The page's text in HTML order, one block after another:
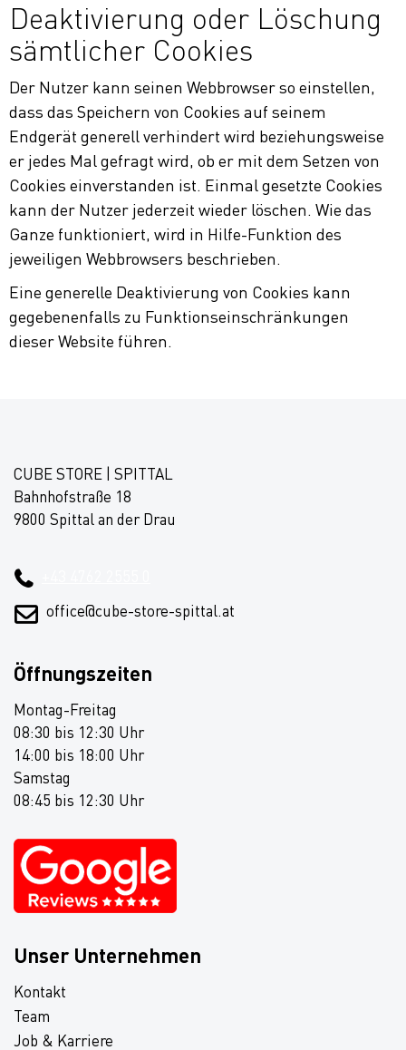
Deaktivierung oder Löschung
sämtlicher Cookies
Der Nutzer kann seinen Webbrowser so einstellen,
dass das Speichern von Cookies auf seinem
Endgerät generell verhindert wird beziehungsweise
er jedes Mal gefragt wird, ob er mit dem Setzen von
Cookies einverstanden ist. Einmal gesetzte Cookies
kann der Nutzer jederzeit wieder löschen. Wie das
Ganze funktioniert, wird in Hilfe-Funktion des
jeweiligen Webbrowsers beschrieben.
Eine generelle Deaktivierung von Cookies kann
gegebenenfalls zu Funktionseinschränkungen
dieser Website führen.
CUBE STORE | SPITTAL
Bahnhofstraße 18
9800 Spittal an der Drau
office@cube-store-spittal.at
Öffnungszeiten
Montag-Freitag
08:30 bis 12:30 Uhr
14:00 bis 18:00 Uhr
Samstag
08:45 bis 12:30 Uhr
Unser Unternehmen
Kontakt
Team
Job & Karriere